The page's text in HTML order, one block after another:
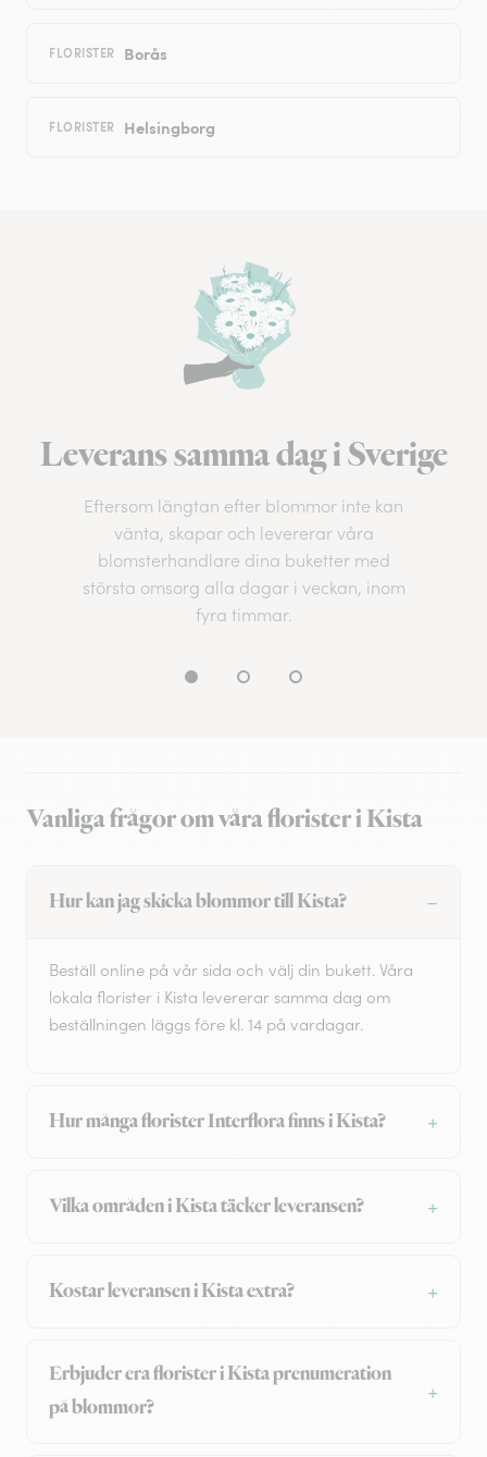
FLORISTER Borås
FLORISTER Helsingborg
Leverans samma dag i Sverige
Eftersom längtan efter blommor inte kan
vänta, skapar och levererar våra
blomsterhandlare dina buketter med
största omsorg alla dagar i veckan, inom
fyra timmar.
Vanliga frågor om våra florister i Kista
Hur kan jag skicka blommor till Kista?
Beställ online på vår sida och välj din bukett. Våra
lokala florister i Kista levererar samma dag om
beställningen läggs före kl. 14 på vardagar.
Hur många florister Interflora finns i Kista?
Vilka områden i Kista täcker leveransen?
Kostar leveransen i Kista extra?
Erbjuder era florister i Kista prenumeration
på blommor?